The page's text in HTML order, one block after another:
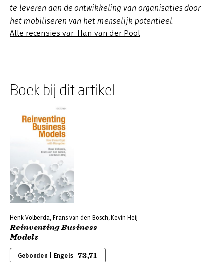
te leveren aan de ontwikkeling van organisaties door
het mobiliseren van het menselijk potentieel.
Alle recensies van Han van der Pool
Boek bij dit artikel
Henk Volberda, Frans van den Bosch, Kevin Heij
Reinventing Business
Models
Gebonden | Engels 73,71